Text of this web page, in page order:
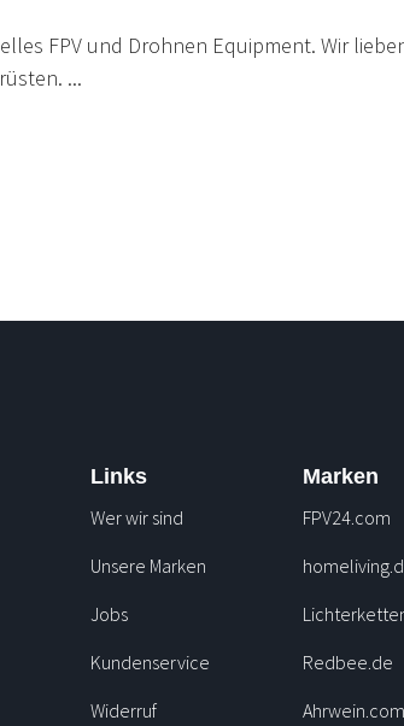
FPV und Drohnen Equipment. Wir
...
Links
Wer wir sind
Unsere Marken
Jobs
Kundenservice
Widerruf
Marken
FPV24.com
Redbee.de
Ahrwein.com